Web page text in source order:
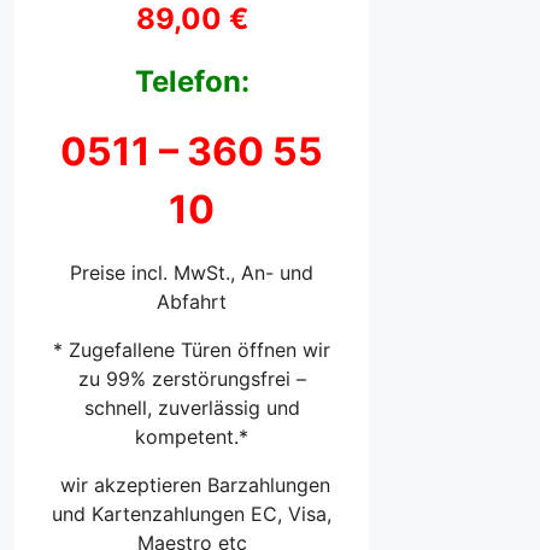
89,00 €
Telefon:
0511 – 360 55
10
Preise incl. MwSt., An- und
Abfahrt
* Zugefallene Türen öffnen wir
zu 99% zerstörungsfrei –
schnell, zuverlässig und
kompetent.*
wir akzeptieren Barzahlungen
und Kartenzahlungen EC, Visa,
Maestro etc